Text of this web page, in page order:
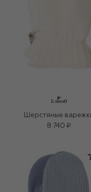
Шерстяные
8 740 ₽